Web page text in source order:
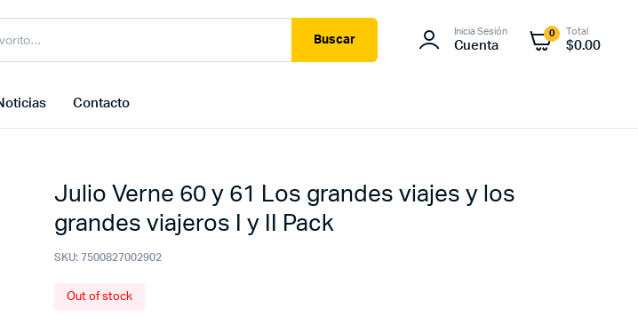
Buscar
Inicia Sesión
Cuenta
0 Total
$0.00
Contacto
Julio Verne 60 y 61 Los grandes viajes y los
grandes viajeros I y II Pack
SKU: 7500827002902
Out of stock